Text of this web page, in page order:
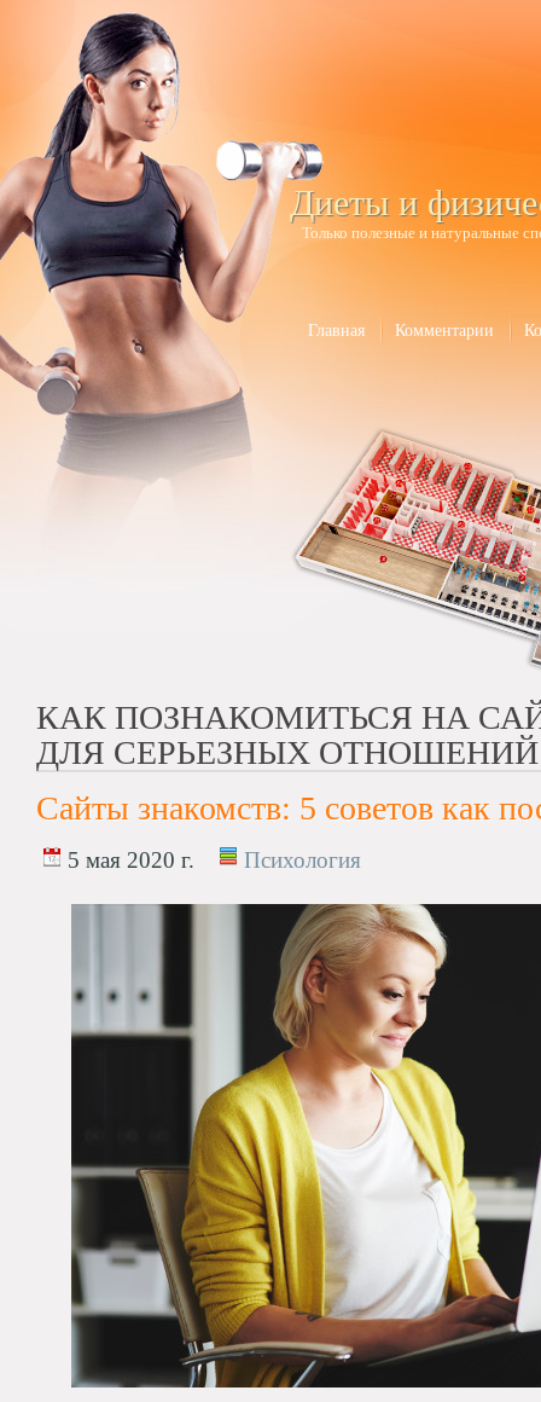
Диеты и
Только полезные и натуральные
Главная Комментарии
КАК ПОЗНАКОМИТЬСЯ НА
ДЛЯ СЕРЬЕЗНЫХ ОТНОШЕНИЙ
Сайты знакомств: 5 советов как
5 мая 2020 г. Психология